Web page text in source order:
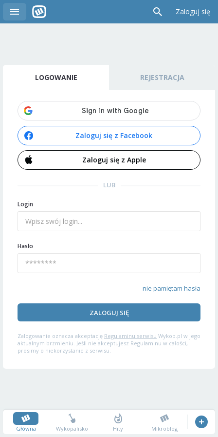
Zaloguj się
LOGOWANIE REJESTRACJA
Zaloguj się z Facebook
Zaloguj się z Apple
LUB
Login
Hasło
nie pamiętam hasła
ZALOGUJ SIĘ
Zalogowanie oznacza akceptację Regulaminu serwisu Wykop.pl w jego
aktualnym brzmieniu. Jeśli nie akceptujesz Regulaminu w całości,
prosimy o niekorzystanie z serwisu.
Główna Wykopalisko Hity Mikroblog